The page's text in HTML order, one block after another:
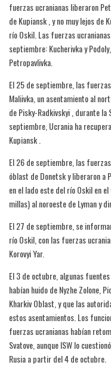
fuerzas ucranianas liberaron
de Kupiansk , y no muy lejos de
río Oskil. Las fuerzas
septiembre: Kucherivka y
Petropavlivka.
El 25 de septiembre, las
Maliivka, un asentamiento al
de Pisky-Radkivskyi , durante la
septiembre, Ucrania ha
Kupiansk .
El 26 de septiembre, las
óblast de Donetsk y liberaron a
en el lado este del río Oskil en
millas) al noroeste de Lyman y
El 27 de septiembre, se
río Oskil, con las fuerzas
Korovyi Yar.
El 3 de octubre, algunas
habían huido de Nyzhe Zolone,
Kharkiv Oblast, y que las
estos asentamientos. Los
fuerzas ucranianas habían
Svatove, aunque ISW lo
Rusia a partir del 4 de octubre.